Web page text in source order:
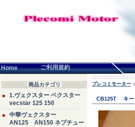
Home ご利用規約
商品カテゴリ
1.ヴェクスター ベクスター
vecstar 125 150
中華ヴェクスター
AN125 AN150 ネプチュー
プレコミモーター ::
CB125T キー